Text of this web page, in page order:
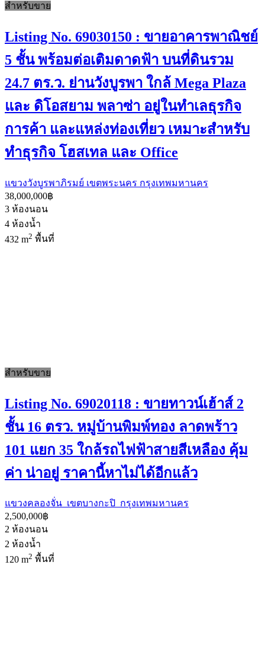
สำหรับขาย
Listing No. 69030150 : ขายอาคารพาณิชย์
5 ชั้น พร้อมต่อเติมดาดฟ้า บนที่ดินรวม
24.7 ตร.ว. ย่านวังบูรพา ใกล้ Mega Plaza
และ ดิโอสยาม พลาซ่า อยู่ในทำเลธุรกิจ
การค้า และแหล่งท่องเที่ยว เหมาะสำหรับ
ทำธุรกิจ โฮสเทล และ Office
แขวงวังบูรพาภิรมย์ เขตพระนคร กรุงเทพมหานคร
38,000,000฿
3 ห้องนอน
4 ห้องน้ำ
432 m2 พื้นที่
สำหรับขาย
Listing No. 69020118 : ขายทาวน์เฮ้าส์ 2
ชั้น 16 ตรว. หมู่บ้านพิมพ์ทอง ลาดพร้าว
101 แยก 35 ใกล้รถไฟฟ้าสายสีเหลือง คุ้ม
ค่า น่าอยู่ ราคานี้หาไม่ได้อีกแล้ว
แขวงคลองจั่น เขตบางกะปิ กรุงเทพมหานคร
2,500,000฿
2 ห้องนอน
2 ห้องน้ำ
120 m2 พื้นที่